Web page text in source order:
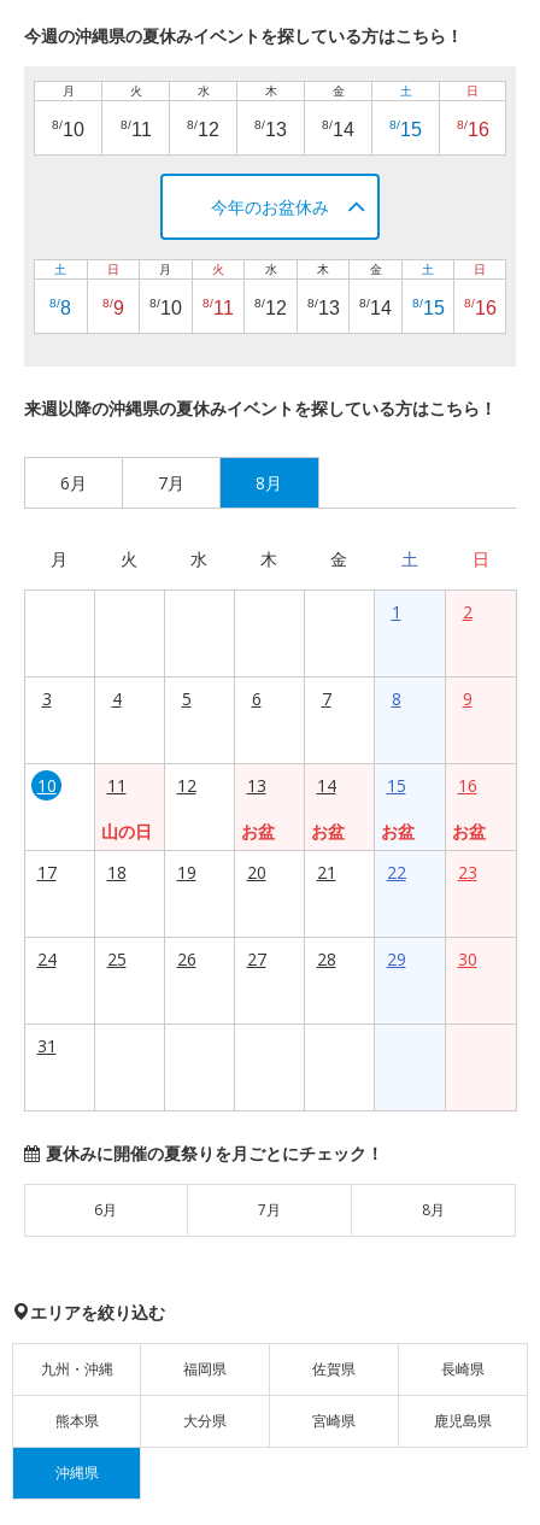
今週の沖縄県の夏休みイベントを探している方はこちら！
月
8/10
火
8/11
水
8/12
木
8/13
金
8/14
土
8/15
日
8/16
今年のお盆休み
土
8/8
日
8/9
月
8/10
火
8/11
水
8/12
木
8/13
金
8/14
土
8/15
日
8/16
来週以降の沖縄県の夏休みイベントを探している方はこちら！
6月 7月 8月
月 火 水 木 金 土 日
1 2
3 4 5 6 7 8 9
10
11
山の日
12
13
お盆
14
お盆
15
お盆
16
お盆
17
18 19 20 21 22 23
24 25 26 27 28 29 30
31
夏休みに開催の夏祭りを月ごとにチェック！
6月 7月 8月
エリアを絞り込む
九州・沖縄 福岡県 佐賀県 長崎県
熊本県 大分県 宮崎県 鹿児島県
沖縄県